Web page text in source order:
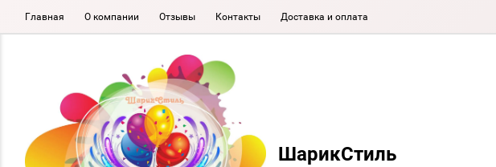
Главная О компании Отзывы Контакты Доставка и оплата
ШарикСтиль